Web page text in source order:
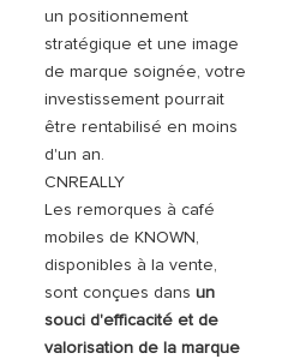
un positionnement
stratégique et une image
de marque soignée, votre
investissement pourrait
être rentabilisé en moins
d'un an.
CNREALLY
Les remorques à café
mobiles de KNOWN,
disponibles à la vente,
sont conçues dansun
souci d'efficacité et de
valorisation de la marque